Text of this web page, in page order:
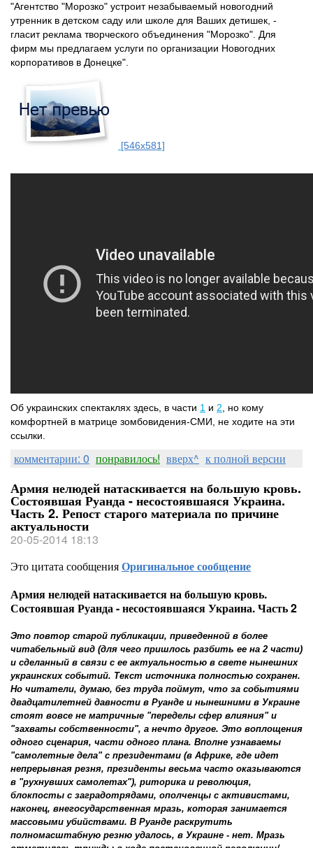
"Агентство "Морозко" устроит незабываемый новогодний
утренник в детском саду или школе для Ваших детишек, -
гласит реклама творческого объединения "Морозко". Для
фирм мы предлагаем услуги по организации Новогодних
корпоративов в Донецке".
[546x581]
Об украинских спектаклях здесь, в части 1 и 2 , но кому
комфортней в матрице зомбовидения-СМИ, не ходите на эти
ссылки.
комментарии: 0 понравилось! вверх^ к полной версии
Армия нелюдей натаскивается на большую кровь.
Состоявшая Руанда - несостоявшаяся Украина.
Часть 2. Репост старого материала по причине
актуальности
20-05-2014 18:13
Это цитата сообщенияОригинальное сообщение
Армия нелюдей натаскивается на большую кровь.
Состоявшая Руанда - несостоявшаяся Украина. Часть 2
Это повтор старой публикации, приведенной в более
читабельный вид (для чего пришлось разбить ее на 2 части)
и сделанный в связи с ее актуальностью в свете нынешних
украинских событий. Текст источника полностью сохранен.
Но читатели, думаю, без труда поймут, что за событиями
двадцатилетней давности в Руанде и нынешними в Украине
стоят вовсе не матричные "переделы сфер влияния" и
"захваты собственности", а нечто другое. Это воплощения
одного сценария, части одного плана. Вполне узнаваемы
"самолетные дела" с президентами (в Африке, где идет
непрерывная резня, президенты весьма часто оказываются
в "рухнувших самолетах"), риторика и революция,
блокпосты с заградотрядами, ополченцы с активистами,
наконец, внегосударственная мразь, которая занимается
массовыми убийствами. В Руанде раскрутить
полномасштабную резню удалось, в Украине - нет. Мразь